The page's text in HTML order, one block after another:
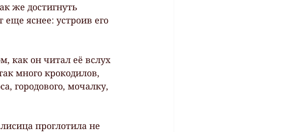
же достигнуть
еще яснее: устроив его
как он читал её вслух
много крокодилов,
городового, мочалку,
проглотила не